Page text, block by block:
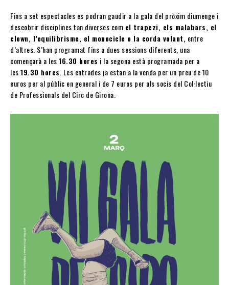
Fins a set espectacles es podran gaudir a la gala del pròxim diumenge i
descobrir disciplines tan diverses com el trapezi, els malabars, el
clown, l’equilibrisme, el monocicle o la corda volant, entre
d’altres. S’han programat fins a dues sessions diferents, una
començarà a les16.30 hores i la segona està programada per a
les19.30 hores. Les entrades ja estan a la venda per un preu de 10
euros per al públic en general i de 7 euros per als socis del Col·lectiu
de Professionals del Circ de Girona.